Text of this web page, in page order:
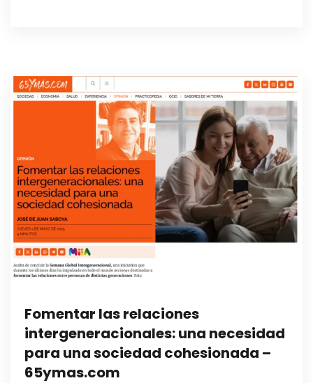
Fomentar las relaciones
intergeneracionales: una necesidad
para una sociedad cohesionada –
65ymas.com